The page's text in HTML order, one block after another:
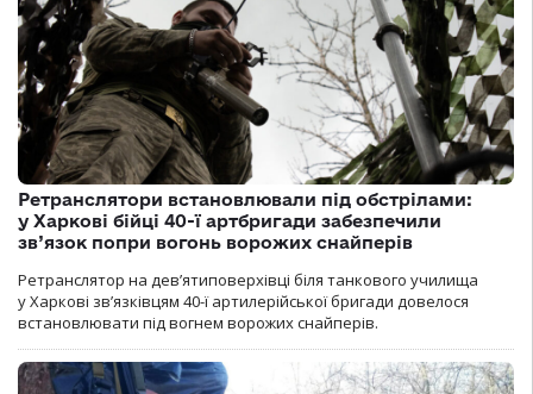
Ретранслятори встановлювали під обстрілами:
у Харкові бійці 40-ї артбригади забезпечили
зв’язок попри вогонь ворожих снайперів
Ретранслятор на дев’ятиповерхівці біля танкового училища
у Харкові зв’язківцям 40-ї артилерійської бригади довелося
встановлювати під вогнем ворожих снайперів.